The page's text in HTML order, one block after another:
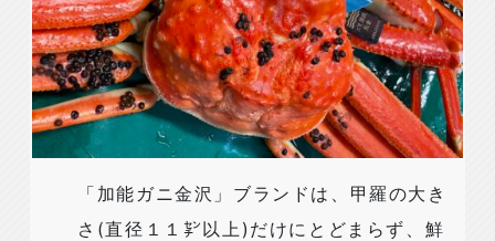
「加能ガニ金沢」ブランドは、甲羅の大き
さ(直径１１㌢以上)だけにとどまらず、鮮